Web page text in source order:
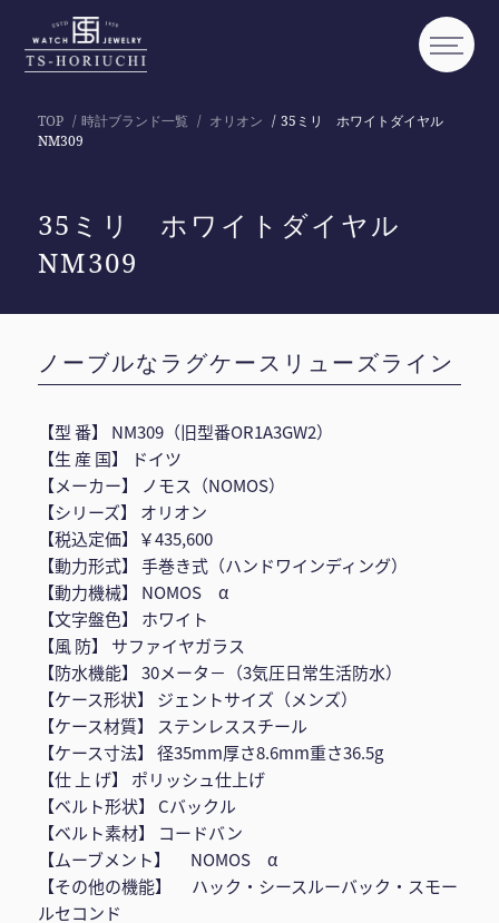
TOP 時計ブランド一覧 オリオン
35ミリ ホワイトダイヤル
NM309
35ミリ ホワイトダイヤル
NM309
ノーブルなラグケースリューズライン
【型 番】 NM309（旧型番OR1A3GW2）
【生 産 国】 ドイツ
【メーカー】 ノモス（NOMOS）
【シリーズ】 オリオン
【税込定価】￥435,600
【動力形式】 手巻き式（ハンドワインディング）
【動力機械】 NOMOS α
【文字盤色】 ホワイト
【風 防】 サファイヤガラス
【防水機能】 30メータ－（3気圧日常生活防水）
【ケース形状】 ジェントサイズ（メンズ）
【ケース材質】 ステンレススチール
【ケース寸法】 径35mm厚さ8.6mm重さ36.5g
【仕 上 げ】 ポリッシュ仕上げ
【ベルト形状】 Cバックル
【ベルト素材】 コードバン
【ムーブメント】 NOMOS α
【その他の機能】 ハック・シースルーバック・スモー
ルセコンド